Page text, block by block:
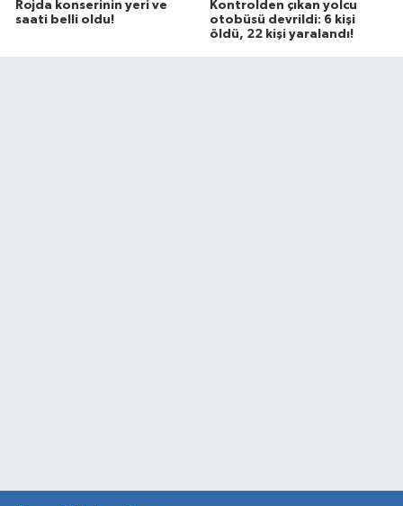
Rojda konserinin yeri ve
saati belli oldu!
Kontrolden çıkan yolcu
otobüsü devrildi: 6 kişi
öldü, 22 kişi yaralandı!